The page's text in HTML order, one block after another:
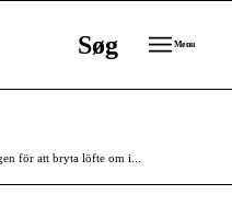
Søg Menu
för att bryta löfte om i...